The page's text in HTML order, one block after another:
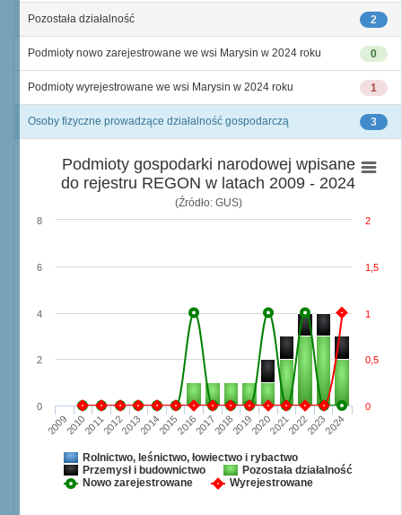
2
Pozostała działalność
0
Podmioty nowo zarejestrowane we wsi Marysin w 2024 roku
1
Podmioty wyrejestrowane we wsi Marysin w 2024 roku
3
Osoby fizyczne prowadzące działalność gospodarczą
Podmioty gospodarki narodowej wpisane
do rejestru REGON w latach 2009 - 2024
(Źródło: GUS)
2009201020112012201320142015201620172018201920202021202220232024
0
2
4
6
8
0
0,5
1
1,5
2
Rolnictwo, leśnictwo, łowiectwo i rybactwo
Przemysł i budownictwo
Pozostała działalność
Nowo zarejestrowane
Wyrejestrowane